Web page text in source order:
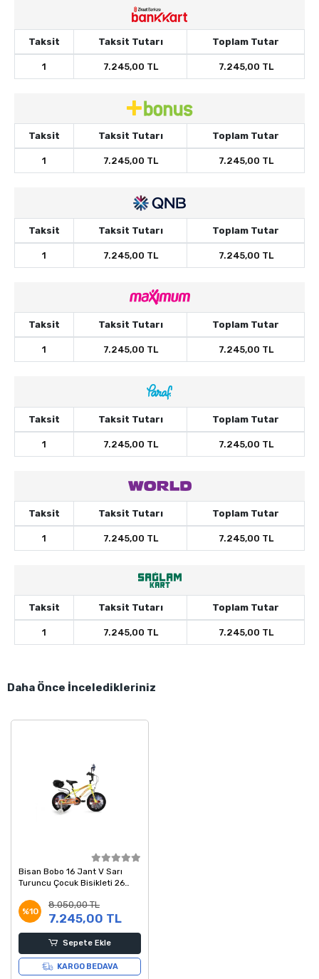
Taksit Taksit Tutarı Toplam Tutar
1 7.245,00 TL 7.245,00 TL
Taksit Taksit Tutarı Toplam Tutar
1 7.245,00 TL 7.245,00 TL
Taksit Taksit Tutarı Toplam Tutar
1 7.245,00 TL 7.245,00 TL
Taksit Taksit Tutarı Toplam Tutar
1 7.245,00 TL 7.245,00 TL
Taksit Taksit Tutarı Toplam Tutar
1 7.245,00 TL 7.245,00 TL
Taksit Taksit Tutarı Toplam Tutar
1 7.245,00 TL 7.245,00 TL
Taksit Taksit Tutarı Toplam Tutar
1 7.245,00 TL 7.245,00 TL
Daha Önce İnceledikleriniz
Bisan Bobo 16 Jant V Sarı
Turuncu Çocuk Bisikleti 26
%10
8.050,00 TL
7.245,00 TL
Sepete Ekle
KARGO BEDAVA